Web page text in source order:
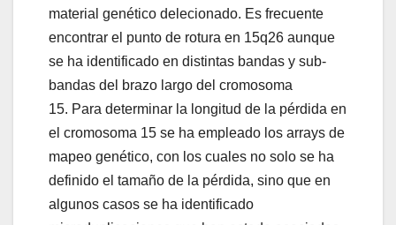
material genético delecionado. Es frecuente
encontrar el punto de rotura en 15q26 aunque
se ha identificado en distintas bandas y sub-
bandas del brazo largo del cromosoma
15. Para determinar la longitud de la pérdida en
el cromosoma 15 se ha empleado los arrays de
mapeo genético, con los cuales no solo se ha
definido el tamaño de la pérdida, sino que en
algunos casos se ha identificado